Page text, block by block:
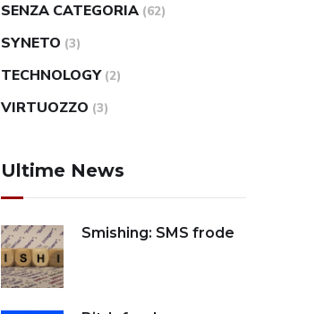
SENZA CATEGORIA (62)
SYNETO (3)
TECHNOLOGY (2)
VIRTUOZZO (3)
Ultime News
Smishing: SMS frode